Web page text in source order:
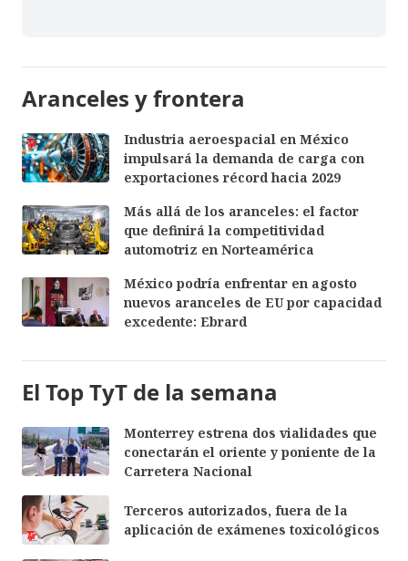
Aranceles y frontera
Industria aeroespacial en México
impulsará la demanda de carga con
exportaciones récord hacia 2029
Más allá de los aranceles: el factor
que definirá la competitividad
automotriz en Norteamérica
México podría enfrentar en agosto
nuevos aranceles de EU por capacidad
excedente: Ebrard
El Top TyT de la semana
Monterrey estrena dos vialidades que
conectarán el oriente y poniente de la
Carretera Nacional
Terceros autorizados, fuera de la
aplicación de exámenes toxicológicos